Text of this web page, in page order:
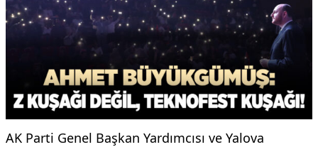
AK Parti Genel Başkan Yardımcısı ve Yalova